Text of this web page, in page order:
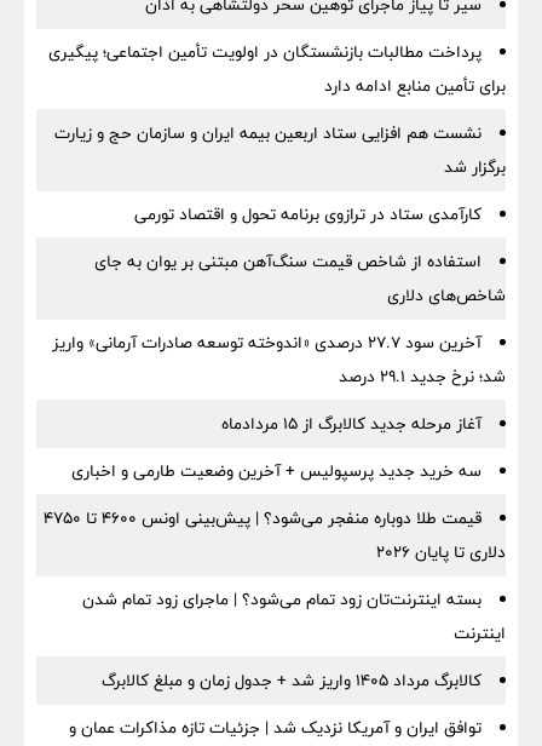
پرداخت مطالبات بازنشستگان در اولویت تأمین اجتماعی؛ پیگیری
برای تأمین منابع ادامه دارد
نشست هم افزایی ستاد اربعین بیمه ایران و سازمان حج و زیارت
برگزار شد
کارآمدی ستاد در ترازوی برنامه تحول و اقتصاد تورمی
استفاده از شاخص قیمت سنگ‌آهن مبتنی بر یوان به جای
شاخص‌های دلاری
آخرین سود ۲۷.۷ درصدی «اندوخته توسعه صادرات آرمانی» واریز
شد؛ نرخ جدید ۲۹.۱ درصد
آغاز مرحله جدید کالابرگ از ۱۵ مردادماه
سه خرید جدید پرسپولیس + آخرین وضعیت طارمی و اخباری
قیمت طلا دوباره منفجر می‌شود؟ | پیش‌بینی اونس ۴۶۰۰ تا ۴۷۵۰
دلاری تا پایان ۲۰۲۶
بسته اینترنت‌تان زود تمام می‌شود؟ | ماجرای زود تمام شدن
اینترنت
کالابرگ مرداد ۱۴۰۵ واریز شد + جدول زمان و مبلغ کالابرگ
توافق ایران و آمریکا نزدیک شد | جزئیات تازه مذاکرات عمان و